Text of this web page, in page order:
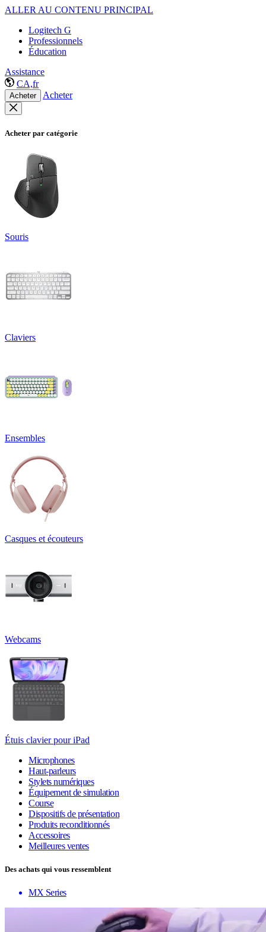
ALLER AU CONTENU PRINCIPAL
Logitech G
Professionnels
Éducation
Assistance
CA,fr
Acheter Acheter
Acheter par catégorie
Souris
Claviers
Ensembles
Casques et écouteurs
Webcams
Étuis clavier pour iPad
Microphones
Haut-parleurs
Stylets numériques
Équipement de simulation
Course
Dispositifs de présentation
Produits reconditionnés
Accessoires
Meilleures ventes
Des achats qui vous ressemblent
MX Series